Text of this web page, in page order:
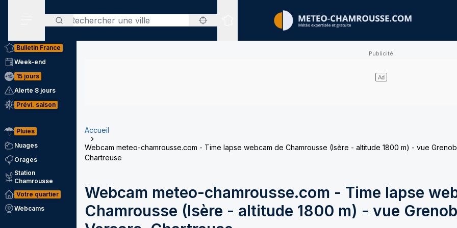
Rechercher
Sites expertisés
Bulletin France
Week-end
15 jours
Alerte 8 jours
Prévi. saison
Pluies
Nuages
Orages
Station
Chamrousse
Votre quartier
Webcams
Accueil
Webcam meteo-chamrousse.com - Time lapse webcam de Chamrousse (Isère - altitude 1800 m) - vue
Chartreuse
Webcam meteo-chamrousse.com - Time lapse
Chamrousse (Isère - altitude 1800 m) - vue